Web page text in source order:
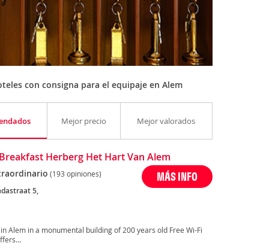
con consigna para el equipaje en Alem
Mejor precio Mejor valorados
Herberg Het Hart Van Alem
(193 opiniones)
5,
MÁS INFO
Alem in a monumental building of 200 years old Free Wi-Fi